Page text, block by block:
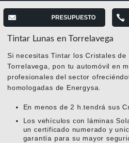
PRESUPUESTO
Tintar Lunas en Torrelavega
Si necesitas Tintar los Cristales de
Torrelavega, pon tu automóvil en
profesionales del sector
homologadas de Energysa.
En menos de 2 h.tendrá sus
Los vehículos con láminas
un certificado numerado y
garantía para su mayor